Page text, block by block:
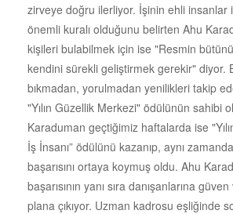
zirveye doğru ilerliyor. İşinin ehli insanlar
önemli kuralı olduğunu belirten Ahu
kişileri bulabilmek için ise "Resmin
kendini sürekli geliştirmek gerekir" diyor.
bıkmadan, yorulmadan yenilikleri takip
"Yılın Güzellik Merkezi" ödülünün sahibi
Karaduman geçtiğimiz haftalarda ise
İş İnsanı” ödülünü kazanıp, aynı
başarısını ortaya koymuş oldu. Ahu
başarısının yanı sıra danışanlarına
plana çıkıyor. Uzman kadrosu eşliğinde